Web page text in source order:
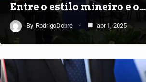
Entre o estilo mineiro e o…
By RodrigoDobre abr 1, 2025